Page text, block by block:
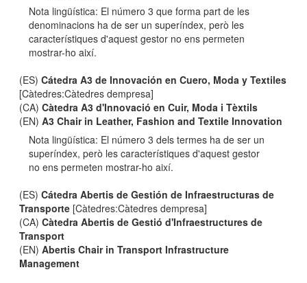
Nota lingüística: El número 3 que forma part de les
denominacions ha de ser un superíndex, però les
característiques d'aquest gestor no ens permeten
mostrar-ho així.
(ES)Cátedra A3 de Innovación en Cuero, Moda y Textiles
[Càtedres:Càtedres dempresa]
(CA)Càtedra A3 d'Innovació en Cuir, Moda i Tèxtils
(EN)A3 Chair in Leather, Fashion and Textile Innovation
Nota lingüística: El número 3 dels termes ha de ser un
superíndex, però les característiques d'aquest gestor
no ens permeten mostrar-ho així.
(ES)Cátedra Abertis de Gestión de Infraestructuras de
Transporte [Càtedres:Càtedres dempresa]
(CA)Càtedra Abertis de Gestió d'Infraestructures de
Transport
(EN)Abertis Chair in Transport Infrastructure
Management